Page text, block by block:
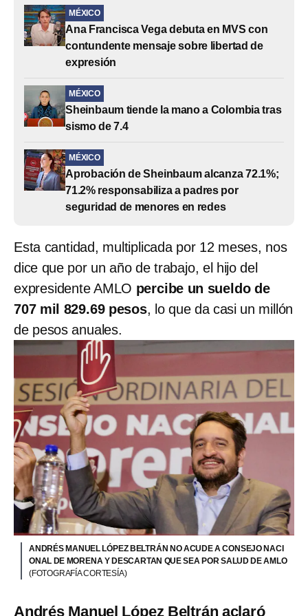
MÉXICO
Ana Francisca Vega debuta en MVS con
contundente mensaje sobre libertad de
expresión
MÉXICO
Sheinbaum tiende la mano a Colombia tras
sismo de 7.4
MÉXICO
Aprobación de Sheinbaum alcanza 72.1%;
71.2% responsabiliza a padres por
seguridad de menores en redes
Esta cantidad, multiplicada por 12 meses, nos
dice que por un año de trabajo, el hijo del
expresidente AMLO percibe un sueldo de
707 mil 829.69 pesos, lo que da casi un millón
de pesos anuales.
ANDRÉS MANUEL LÓPEZ BELTRÁN NO ACUDE A CONSEJO NACI
ONAL DE MORENA Y DESCARTAN QUE SEA POR SALUD DE AMLO
(FOTOGRAFÍA CORTESÍA)
Andrés Manuel López Beltrán aclaró